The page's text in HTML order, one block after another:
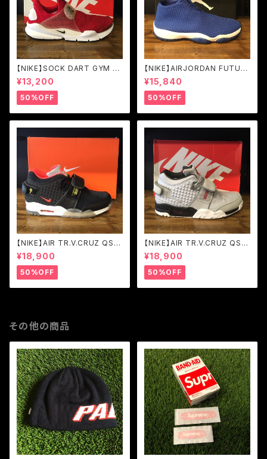
【NIKE】SOCK DART GYM RE
D/BLACK-WHITE (819686-
601)
¥13,200
50%OFF
【NIKE】AIRJORDAN FUTUR
E VARSITY ROYAL/WHITE
(656503-401)
¥15,840
50%OFF
【NIKE】AIR TR.V.CRUZ QS B
LK/BRGHT CRMSN-TR YLL
W-WHITE (821955-001)
¥18,900
50%OFF
【NIKE】AIR TR.V.CRUZ QS
WLF GRY/MTLLC SLVR-BL
K-BRGHT (777535-001)
¥18,900
50%OFF
その他の商品